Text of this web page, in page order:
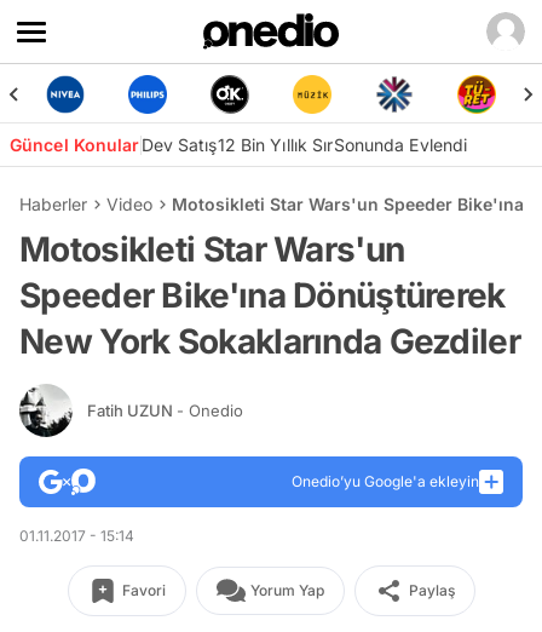
Güncel KonularDev Satış12 Bin Yıllık SırSonunda Evlendi
Haberler Video Motosikleti Star Wars'un Speeder Bike'ına
Motosikleti Star Wars'un
Speeder Bike'ına Dönüştürerek
New York Sokaklarında Gezdiler
Fatih UZUN - Onedio
Onedio’yu Google'a ekleyin
01.11.2017 - 15:14
Favori Yorum Yap Paylaş